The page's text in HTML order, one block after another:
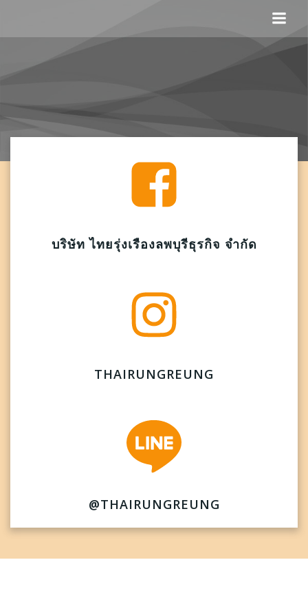
content
บริษัท ไทยรุ่งเรืองลพบุรีธุรกิจ จำกัด
THAIRUNGREUNG
@THAIRUNGREUNG